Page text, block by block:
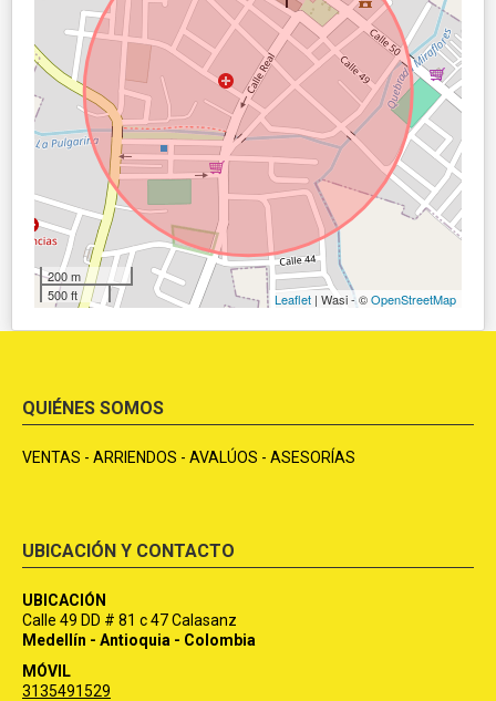
200 m
500 ft
Leaflet | Wasi - ©OpenStreetMap
QUIÉNES SOMOS
VENTAS - ARRIENDOS - AVALÚOS - ASESORÍAS
UBICACIÓN Y CONTACTO
UBICACIÓN
Calle 49 DD # 81 c 47 Calasanz
Medellín - Antioquia - Colombia
MÓVIL
3135491529